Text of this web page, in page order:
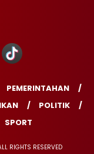
PEMERINTAHAN
POLITIK
SPORT
RIGHTS RESERVED